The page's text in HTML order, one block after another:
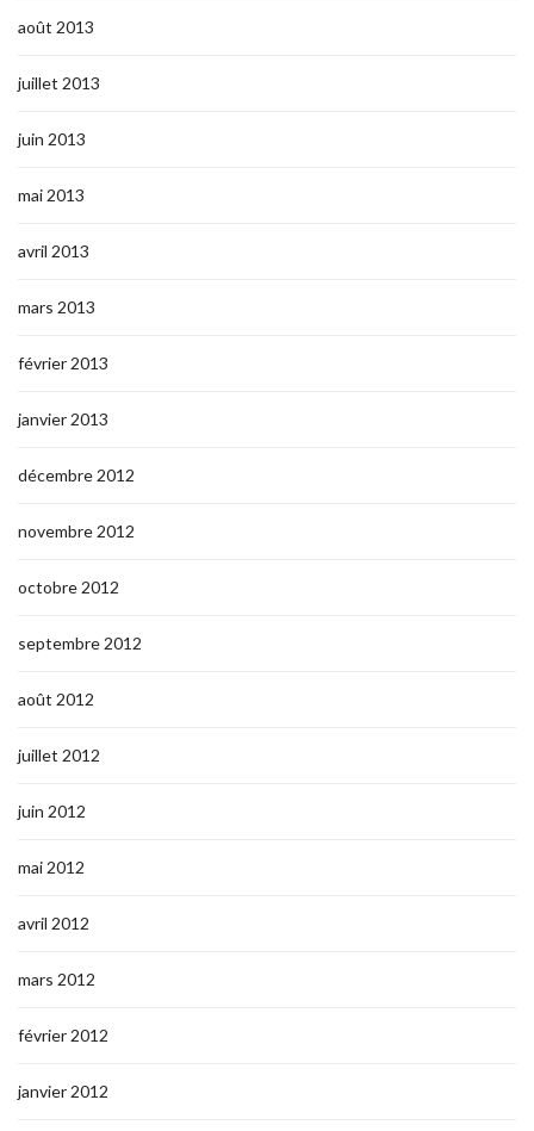
août 2013
juillet 2013
juin 2013
mai 2013
avril 2013
mars 2013
février 2013
janvier 2013
décembre 2012
novembre 2012
octobre 2012
septembre 2012
août 2012
juillet 2012
juin 2012
mai 2012
avril 2012
mars 2012
février 2012
janvier 2012